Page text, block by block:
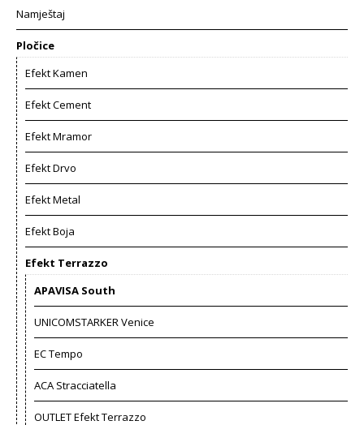
Namještaj
Pločice
Efekt Kamen
Efekt Cement
Efekt Mramor
Efekt Drvo
Efekt Metal
Efekt Boja
Efekt Terrazzo
APAVISA South
UNICOMSTARKER Venice
EC Tempo
ACA Stracciatella
OUTLET Efekt Terrazzo